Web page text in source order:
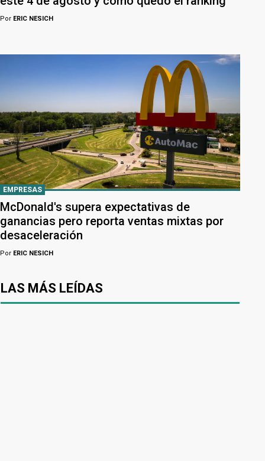
Por ERIC NESICH
EMPRESAS
McDonald's supera expectativas de
ganancias pero reporta ventas mixtas por
desaceleración
Por ERIC NESICH
LAS MÁS LEÍDAS